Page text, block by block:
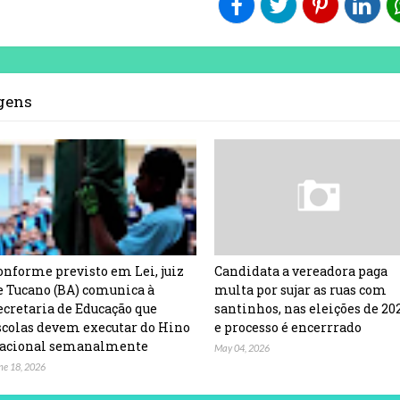
previsto em Lei, juiz
Tucano (BA) comunica à
de Educação que
devem executar do Hino
semanalmente
18, 2026
Candidata a vereadora paga
multa por sujar as ruas com
santinhos, nas eleições de
e processo é encerrrado
May 04, 2026